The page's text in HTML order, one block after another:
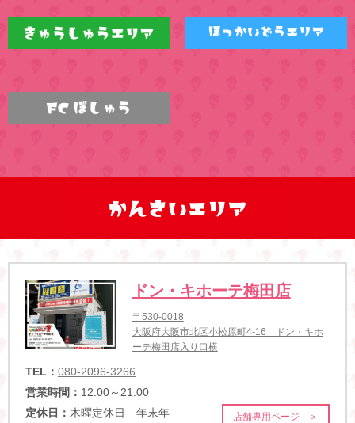
ドン・キホーテ梅田店
〒530-0018
大阪府大阪市北区小松原町4-16 ドン・キホ
ーテ梅田店入り口横
TEL： 080-2096-3266
営業時間： 12:00～21:00
定休日： 木曜定休日 年末年
店舗専用ページ ＞